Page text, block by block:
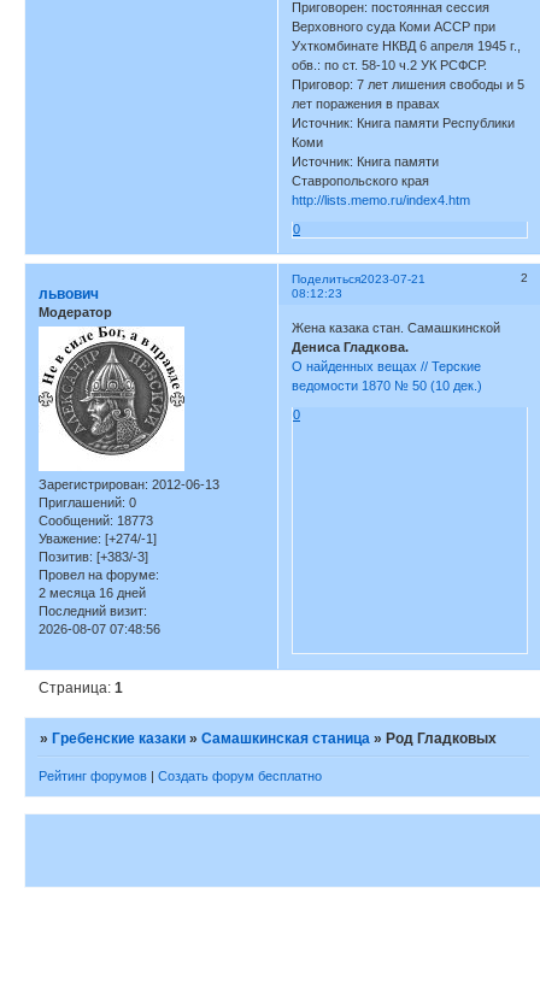
Приговорен: постоянная сессия
Верховного суда Коми АССР при
Ухткомбинате НКВД 6 апреля 1945 г.,
обв.: по ст. 58-10 ч.2 УК РСФСР.
Приговор: 7 лет лишения свободы и 5
лет поражения в правах
Источник: Книга памяти Республики
Коми
Источник: Книга памяти
Ставропольского края
http://lists.memo.ru/index4.htm
0
Поделиться 2
2023-07-21
08:12:23
львович
Модератор
Зарегистрирован: 2012-06-13
Приглашений: 0
Сообщений: 18773
Уважение: [+274/-1]
Позитив: [+383/-3]
Провел на форуме:
2 месяца 16 дней
Последний визит:
2026-08-07 07:48:56
Жена казака стан. Самашкинской
Дениса Гладкова.
О найденных вещах // Терские
ведомости 1870 № 50 (10 дек.)
0
Страница:1
»Гребенские казаки »Самашкинская станица »Род Гладковых
Рейтинг форумов Создать форум бесплатно